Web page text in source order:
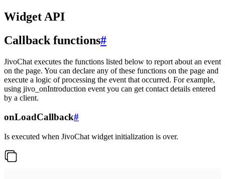
Widget API
Callback functions#
JivoChat executes the functions listed below to report about an event
on the page. You can declare any of these functions on the page and
execute a logic of processing the event that occurred. For example,
using jivo_onIntroduction event you can get contact details entered
by a client.
onLoadCallback#
Is executed when JivoChat widget initialization is over.